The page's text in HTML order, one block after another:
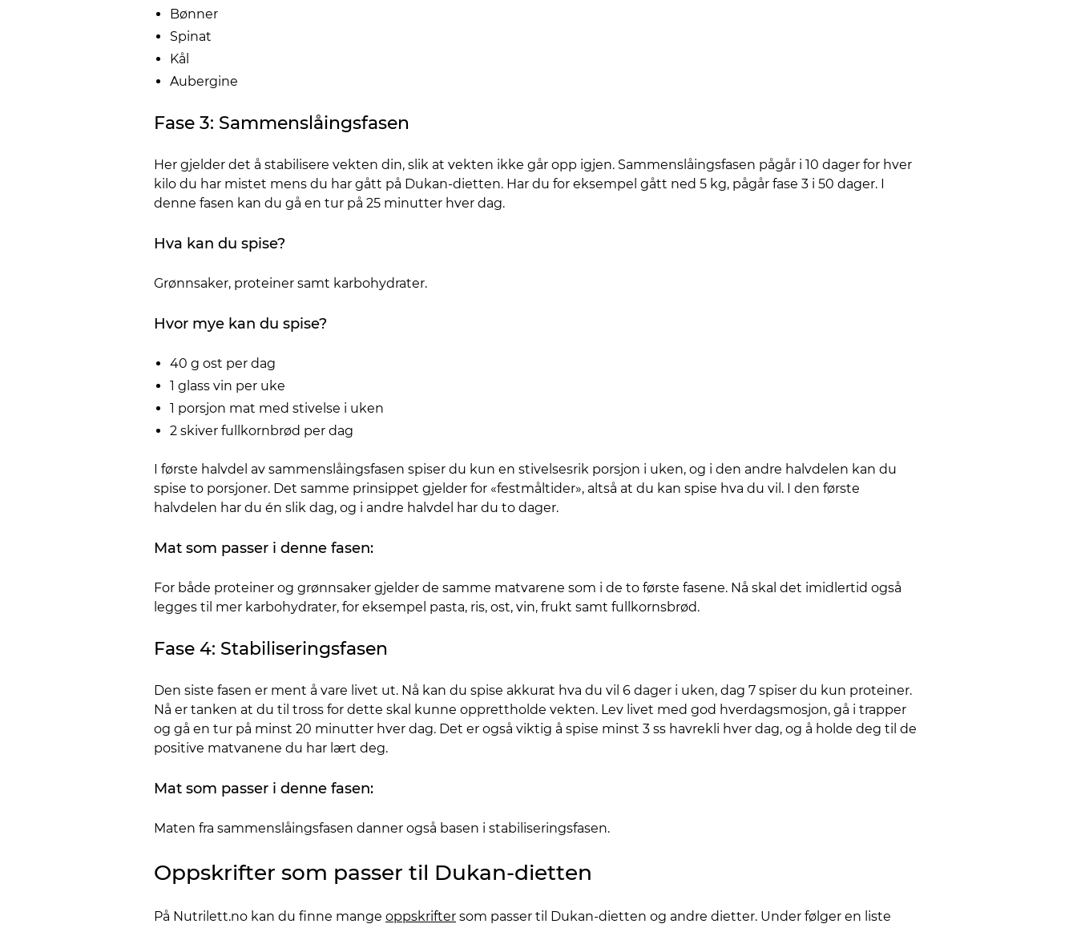
Bønner
Spinat
Kål
Aubergine
Fase 3: Sammenslåingsfasen
Her gjelder det å stabilisere vekten din, slik at vekten ikke går opp igjen. Sammenslåingsfasen pågår i 10 dager for hver
kilo du har mistet mens du har gått på Dukan-dietten. Har du for eksempel gått ned 5 kg, pågår fase 3 i 50 dager. I
denne fasen kan du gå en tur på 25 minutter hver dag.
Hva kan du spise?
Grønnsaker, proteiner samt karbohydrater.
Hvor mye kan du spise?
40 g ost per dag
1 glass vin per uke
1 porsjon mat med stivelse i uken
2 skiver fullkornbrød per dag
I første halvdel av sammenslåingsfasen spiser du kun en stivelsesrik porsjon i uken, og i den andre halvdelen kan du
spise to porsjoner. Det samme prinsippet gjelder for «festmåltider», altså at du kan spise hva du vil. I den første
halvdelen har du én slik dag, og i andre halvdel har du to dager.
Mat som passer i denne fasen:
For både proteiner og grønnsaker gjelder de samme matvarene som i de to første fasene. Nå skal det imidlertid også
legges til mer karbohydrater, for eksempel pasta, ris, ost, vin, frukt samt fullkornsbrød.
Fase 4: Stabiliseringsfasen
Den siste fasen er ment å vare livet ut. Nå kan du spise akkurat hva du vil 6 dager i uken, dag 7 spiser du kun proteiner.
Nå er tanken at du til tross for dette skal kunne opprettholde vekten. Lev livet med god hverdagsmosjon, gå i trapper
og gå en tur på minst 20 minutter hver dag. Det er også viktig å spise minst 3 ss havrekli hver dag, og å holde deg til de
positive matvanene du har lært deg.
Mat som passer i denne fasen:
Maten fra sammenslåingsfasen danner også basen i stabiliseringsfasen.
Oppskrifter som passer til Dukan-dietten
På Nutrilett.no kan du finne mange oppskrifter som passer til Dukan-dietten og andre dietter. Under følger en liste